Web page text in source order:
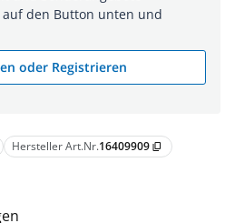
Hersteller Art.Nr.16409909 content_copy
den Button unten und
oder Registrieren